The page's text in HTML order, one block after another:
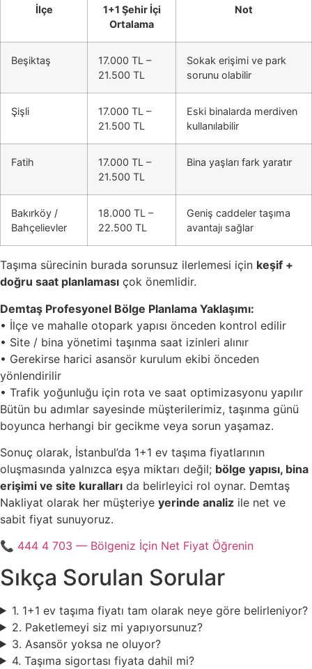
İlçe
1+1 Şehir İçi
Ortalama
Not
Beşiktaş
17.000 TL –
21.500 TL
Sokak erişimi ve park
sorunu olabilir
Şişli
17.000 TL –
21.500 TL
Eski binalarda merdiven
kullanılabilir
Fatih
17.000 TL –
21.500 TL
Bina yaşları fark yaratır
Bakırköy /
Bahçelievler
18.000 TL –
22.500 TL
Geniş caddeler taşıma
avantajı sağlar
Taşıma sürecinin burada sorunsuz ilerlemesi için keşif +
doğru saat planlaması çok önemlidir.
Demtaş Profesyonel Bölge Planlama Yaklaşımı:
• İlçe ve mahalle otopark yapısı önceden kontrol edilir
• Site / bina yönetimi taşınma saat izinleri alınır
• Gerekirse harici asansör kurulum ekibi önceden
yönlendirilir
• Trafik yoğunluğu için rota ve saat optimizasyonu yapılır
Bütün bu adımlar sayesinde müşterilerimiz, taşınma günü
boyunca herhangi bir gecikme veya sorun yaşamaz.
Sonuç olarak, İstanbul’da 1+1 ev taşıma fiyatlarının
oluşmasında yalnızca eşya miktarı değil; bölge yapısı, bina
erişimi ve site kuralları da belirleyici rol oynar. Demtaş
Nakliyat olarak her müşteriye yerinde analiz ile net ve
sabit fiyat sunuyoruz.
📞 444 4 703 — Bölgeniz İçin Net Fiyat Öğrenin
Sıkça Sorulan Sorular
1. 1+1 ev taşıma fiyatı tam olarak neye göre belirleniyor?
2. Paketlemeyi siz mi yapıyorsunuz?
3. Asansör yoksa ne oluyor?
4. Taşıma sigortası fiyata dahil mi?